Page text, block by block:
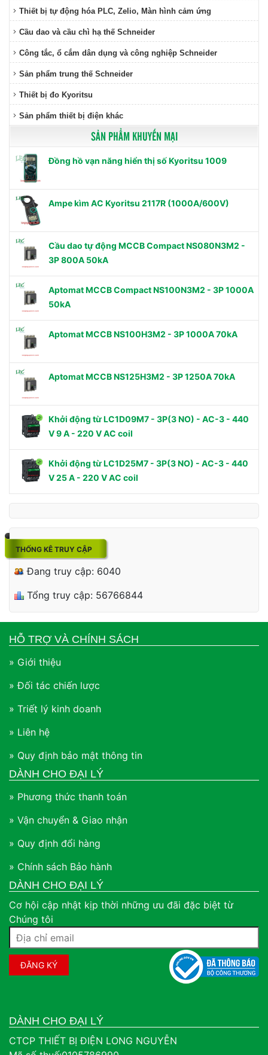
Thiết bị tự động hóa PLC, Zelio, Màn hình cảm ứng
Cầu dao và cầu chì hạ thế Schneider
Công tắc, ổ cắm dân dụng và công nghiệp Schneider
Sản phẩm trung thế Schneider
Thiết bị đo Kyoritsu
Sản phẩm thiết bị điện khác
SẢN PHẨM KHUYẾN MẠI
Đồng hồ vạn năng hiển thị số Kyoritsu 1009
Ampe kìm AC Kyoritsu 2117R (1000A/600V)
Cầu dao tự động MCCB Compact NS080N3M2 -
3P 800A 50kA
Aptomat MCCB Compact NS100N3M2 - 3P 1000A
50kA
Aptomat MCCB NS100H3M2 - 3P 1000A 70kA
Aptomat MCCB NS125H3M2 - 3P 1250A 70kA
Khởi động từ LC1D09M7 - 3P(3 NO) - AC-3 - 440
V 9 A - 220 V AC coil
Khởi động từ LC1D25M7 - 3P(3 NO) - AC-3 - 440
V 25 A - 220 V AC coil
THỐNG KÊ TRUY CẬP
Đang truy cập: 6040
Tổng truy cập: 56766844
HỖ TRỢ VÀ CHÍNH SÁCH
» Giới thiệu
» Đối tác chiến lược
» Triết lý kinh doanh
» Liên hệ
» Quy định bảo mật thông tin
DÀNH CHO ĐẠI LÝ
» Phương thức thanh toán
» Vận chuyển & Giao nhận
» Quy định đổi hàng
» Chính sách Bảo hành
DÀNH CHO ĐẠI LÝ
Cơ hội cập nhật kịp thời những ưu đãi đặc biệt từ
Chúng tôi
DÀNH CHO ĐẠI LÝ
CTCP THIẾT BỊ ĐIỆN LONG NGUYỄN